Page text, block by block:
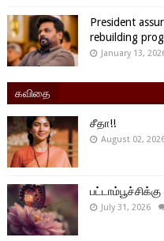
President
rebuilding
January 13,
கவிதை
சீதா!!
August 02,
July 31, 2026